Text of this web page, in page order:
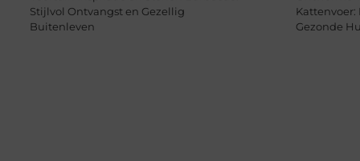
Stijlvol Ontvangst en Gezellig
Buitenleven
Kattenvoer:
Gezonde